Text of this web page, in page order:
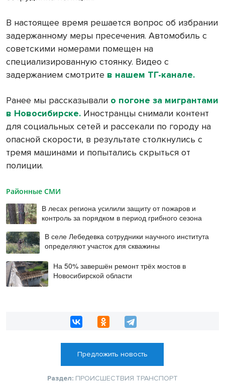
В настоящее время решается вопрос об избрании
задержанному меры пресечения. Автомобиль с
советскими номерами помещен на
специализированную стоянку. Видео с
задержанием смотрите в нашем ТГ-канале.
Ранее мы рассказывали о погоне за мигрантами
в Новосибирске. Иностранцы снимали контент
для социальных сетей и рассекали по городу на
опасной скорости, в результате столкнулись с
тремя машинами и попытались скрыться от
полиции.
Районные СМИ
В лесах региона усилили защиту от пожаров и
контроль за порядком в период грибного сезона
В селе Лебедевка сотрудники научного института
определяют участок для скважины
На 50% завершён ремонт трёх мостов в
Новосибирской области
Предложить новость
Раздел: ПРОИСШЕСТВИЯ ТРАНСПОРТ